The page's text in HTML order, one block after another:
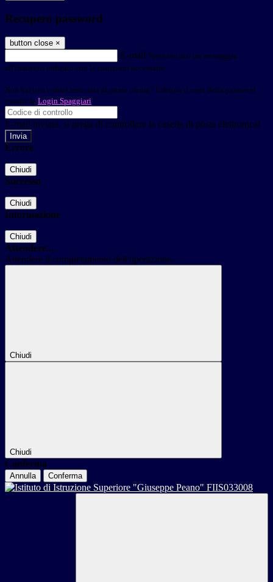
Recupero password
button close ×
E-mail Verrà inviato un messaggio
all'indirizzo indicato con le istruzioni necessarie.
Non hai una e-mail associata al nome utente? Effettua il reset della password
tramite la Login Spaggiari
E-mail inviata, si prega di controllare la casella di posta elettronica!
Errore
Chiudi
Successo
Chiudi
Informazione
Chiudi
Attendere...
Attendere il completamento dell'operazione...
Chiudi
Chiudi
Conferma
Annulla Conferma